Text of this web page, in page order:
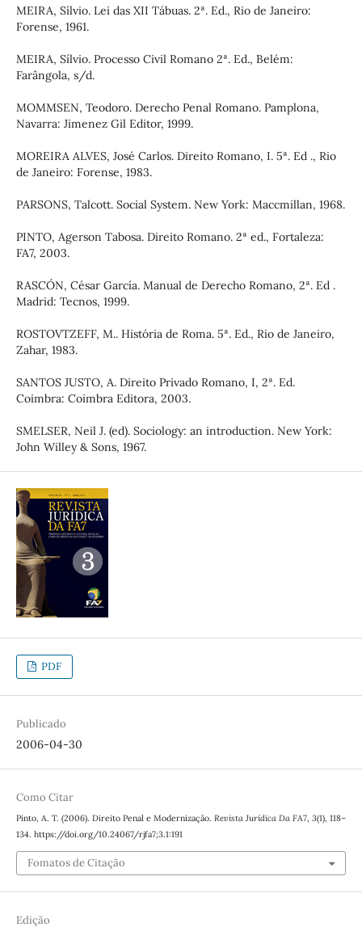
MEIRA, Sílvio. Lei das XII Tábuas. 2ª. Ed., Rio de Janeiro:
Forense, 1961.
MEIRA, Sílvio. Processo Civil Romano 2ª. Ed., Belém:
Farângola, s/d.
MOMMSEN, Teodoro. Derecho Penal Romano. Pamplona,
Navarra: Jimenez Gil Editor, 1999.
MOREIRA ALVES, José Carlos. Direito Romano, I. 5ª. Ed ., Rio
de Janeiro: Forense, 1983.
PARSONS, Talcott. Social System. New York: Maccmillan, 1968.
PINTO, Agerson Tabosa. Direito Romano. 2ª ed., Fortaleza:
FA7, 2003.
RASCÓN, César García. Manual de Derecho Romano, 2ª. Ed .
Madrid: Tecnos, 1999.
ROSTOVTZEFF, M.. História de Roma. 5ª. Ed., Rio de Janeiro,
Zahar, 1983.
SANTOS JUSTO, A. Direito Privado Romano, I, 2ª. Ed.
Coimbra: Coimbra Editora, 2003.
SMELSER, Neil J. (ed). Sociology: an introduction. New York:
John Willey & Sons, 1967.
PDF
Publicado
2006-04-30
Como Citar
Pinto, A. T. (2006). Direito Penal e Modernização. Revista Jurídica Da FA7, 3(1), 118–
134. https://doi.org/10.24067/rjfa7;3.1:191
Fomatos de Citação
Edição